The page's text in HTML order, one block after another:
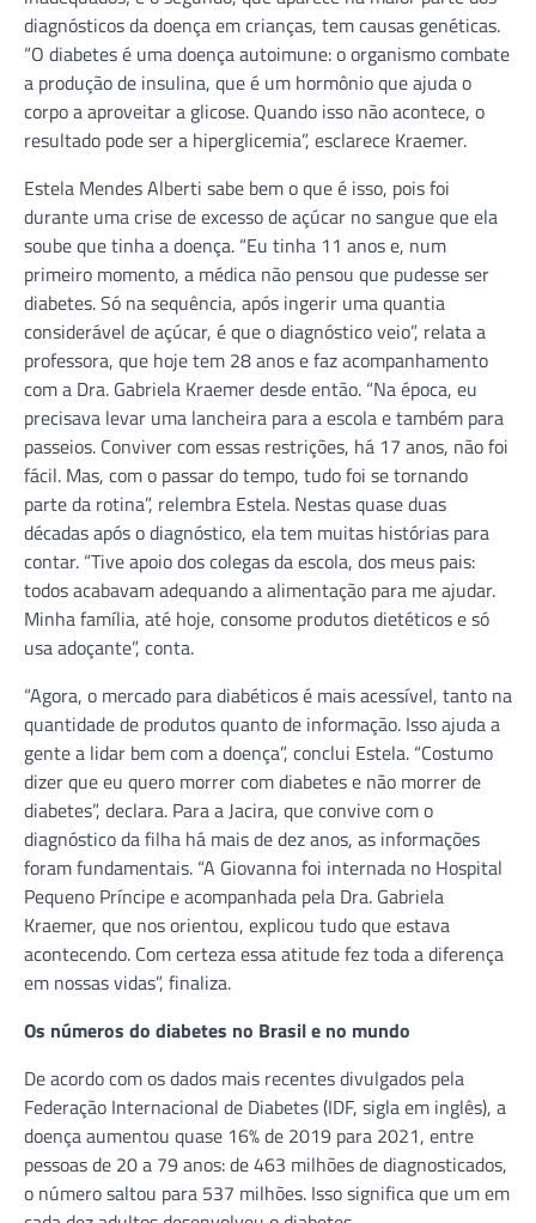
diagnósticos da doença em crianças, tem causas genéticas.
“O diabetes é uma doença autoimune: o organismo combate
a produção de insulina, que é um hormônio que ajuda o
corpo a aproveitar a glicose. Quando isso não acontece, o
resultado pode ser a hiperglicemia”, esclarece Kraemer.
Estela Mendes Alberti sabe bem o que é isso, pois foi
durante uma crise de excesso de açúcar no sangue que ela
soube que tinha a doença. “Eu tinha 11 anos e, num
primeiro momento, a médica não pensou que pudesse ser
diabetes. Só na sequência, após ingerir uma quantia
considerável de açúcar, é que o diagnóstico veio”, relata a
professora, que hoje tem 28 anos e faz acompanhamento
com a Dra. Gabriela Kraemer desde então. “Na época, eu
precisava levar uma lancheira para a escola e também para
passeios. Conviver com essas restrições, há 17 anos, não foi
fácil. Mas, com o passar do tempo, tudo foi se tornando
parte da rotina”, relembra Estela. Nestas quase duas
décadas após o diagnóstico, ela tem muitas histórias para
contar. “Tive apoio dos colegas da escola, dos meus pais:
todos acabavam adequando a alimentação para me ajudar.
Minha família, até hoje, consome produtos dietéticos e só
usa adoçante”, conta.
“Agora, o mercado para diabéticos é mais acessível, tanto na
quantidade de produtos quanto de informação. Isso ajuda a
gente a lidar bem com a doença”, conclui Estela. “Costumo
dizer que eu quero morrer com diabetes e não morrer de
diabetes”, declara. Para a Jacira, que convive com o
diagnóstico da filha há mais de dez anos, as informações
foram fundamentais. “A Giovanna foi internada no Hospital
Pequeno Príncipe e acompanhada pela Dra. Gabriela
Kraemer, que nos orientou, explicou tudo que estava
acontecendo. Com certeza essa atitude fez toda a diferença
em nossas vidas”, finaliza.
Os números do diabetes no Brasil e no mundo
De acordo com os dados mais recentes divulgados pela
Federação Internacional de Diabetes (IDF, sigla em inglês), a
doença aumentou quase 16% de 2019 para 2021, entre
pessoas de 20 a 79 anos: de 463 milhões de diagnosticados,
o número saltou para 537 milhões. Isso significa que um em